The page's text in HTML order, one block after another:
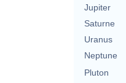
Jupiter
Saturne
Uranus
Neptune
Pluton